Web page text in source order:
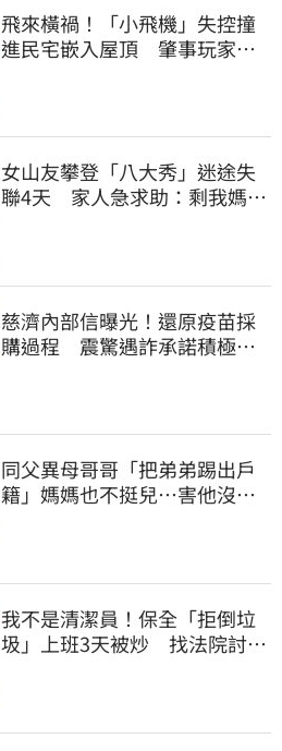
飛來橫禍！「小飛機」失控撞
進民宅嵌入屋頂 肇事玩家疑
女山友攀登「八大秀」迷途失
聯4天 家人急求助：剩我媽還
慈濟內部信曝光！還原疫苗採
購過程 震驚遇詐承諾積極追
同父異母哥哥「把弟弟踢出戶
籍」媽媽也不挺兒…害他沒收
我不是清潔員！保全「拒倒垃
圾」上班3天被炒 找法院討公